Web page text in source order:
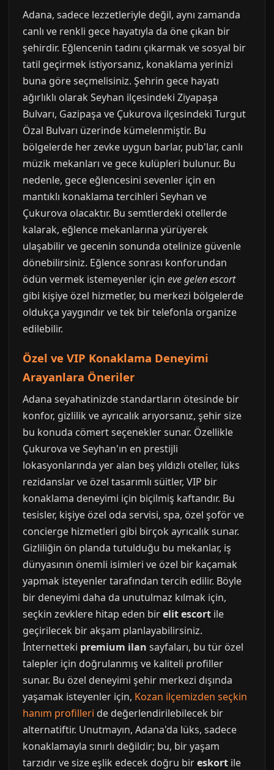
Adana, sadece lezzetleriyle değil, aynı zamanda
canlı ve renkli gece hayatıyla da öne çıkan bir
şehirdir. Eğlencenin tadını çıkarmak ve sosyal bir
tatil geçirmek istiyorsanız, konaklama yerinizi
buna göre seçmelisiniz. Şehrin gece hayatı
ağırlıklı olarak Seyhan ilçesindeki Ziyapaşa
Bulvarı, Gazipaşa ve Çukurova ilçesindeki Turgut
Özal Bulvarı üzerinde kümelenmiştir. Bu
bölgelerde her zevke uygun barlar, pub'lar, canlı
müzik mekanları ve gece kulüpleri bulunur. Bu
nedenle, gece eğlencesini sevenler için en
mantıklı konaklama tercihleri Seyhan ve
Çukurova olacaktır. Bu semtlerdeki otellerde
kalarak, eğlence mekanlarına yürüyerek
ulaşabilir ve gecenin sonunda otelinize güvenle
dönebilirsiniz. Eğlence sonrası konforundan
ödün vermek istemeyenler için eve gelen escort
gibi kişiye özel hizmetler, bu merkezi bölgelerde
oldukça yaygındır ve tek bir telefonla organize
edilebilir.
Özel ve VIP Konaklama Deneyimi
Arayanlara Öneriler
Adana seyahatinizde standartların ötesinde bir
konfor, gizlilik ve ayrıcalık arıyorsanız, şehir size
bu konuda cömert seçenekler sunar. Özellikle
Çukurova ve Seyhan'ın en prestijli
lokasyonlarında yer alan beş yıldızlı oteller, lüks
rezidanslar ve özel tasarımlı süitler, VIP bir
konaklama deneyimi için biçilmiş kaftandır. Bu
tesisler, kişiye özel oda servisi, spa, özel şoför ve
concierge hizmetleri gibi birçok ayrıcalık sunar.
Gizliliğin ön planda tutulduğu bu mekanlar, iş
dünyasının önemli isimleri ve özel bir kaçamak
yapmak isteyenler tarafından tercih edilir. Böyle
bir deneyimi daha da unutulmaz kılmak için,
seçkin zevklere hitap eden birelit escort ile
geçirilecek bir akşam planlayabilirsiniz.
İnternetteki premium ilan sayfaları, bu tür özel
talepler için doğrulanmış ve kaliteli profiller
sunar. Bu özel deneyimi şehir merkezi dışında
yaşamak isteyenler için, Kozan ilçemizden seçkin
hanım profilleri de değerlendirilebilecek bir
alternatiftir. Unutmayın, Adana'da lüks, sadece
konaklamayla sınırlı değildir; bu, bir yaşam
tarzıdır ve size eşlik edecek doğru bireskort ile